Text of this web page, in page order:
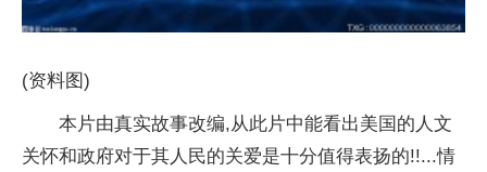
(资料图)
本片由真实故事改编,从此片中能看出美国的人文
关怀和政府对于其人民的关爱是十分值得表扬的!!...情